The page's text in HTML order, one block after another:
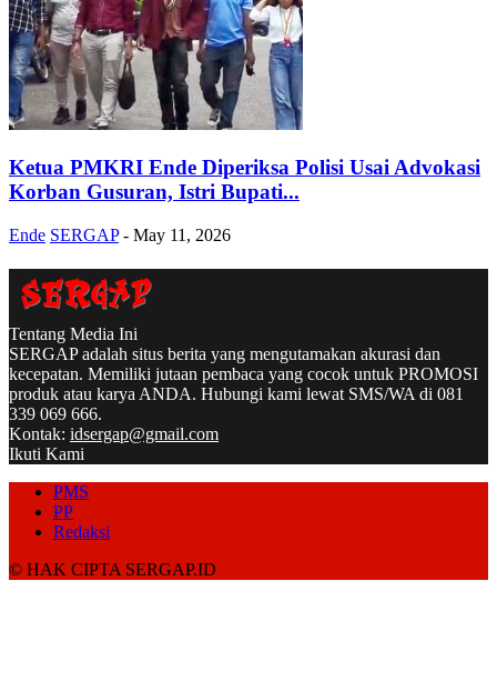
Ketua PMKRI Ende Diperiksa Polisi Usai Advokasi
Korban Gusuran, Istri Bupati...
Ende SERGAP - May 11, 2026
Tentang Media Ini
SERGAP adalah situs berita yang mengutamakan akurasi dan
kecepatan. Memiliki jutaan pembaca yang cocok untuk PROMOSI
produk atau karya ANDA. Hubungi kami lewat SMS/WA di 081
339 069 666.
Kontak: idsergap@gmail.com
Ikuti Kami
PMS
PP
Redaksi
© HAK CIPTA SERGAP.ID